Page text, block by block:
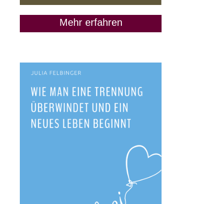
Mehr erfahren